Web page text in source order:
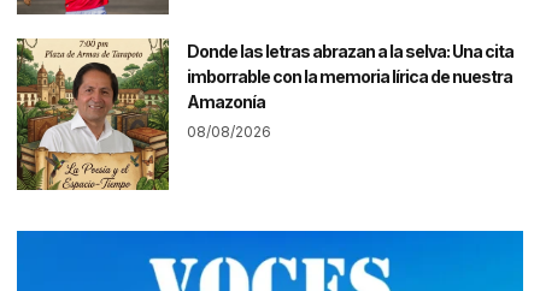
Donde las letras abrazan a la selva: Una cita
imborrable con la memoria lírica de nuestra
Amazonía
08/08/2026